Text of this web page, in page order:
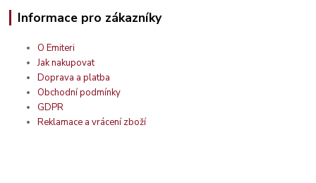
Informace pro zákazníky
O Emiteri
Jak nakupovat
Doprava a platba
Obchodní podmínky
GDPR
Reklamace a vrácení zboží